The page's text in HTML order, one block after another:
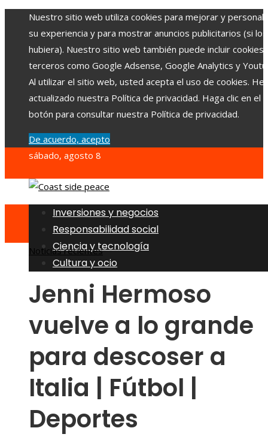
Nuestro sitio web utiliza cookies para mejorar y
su experiencia y para mostrar anuncios publicitarios (si los
hubiera). Nuestro sitio web también puede incluir cookies
terceros como Google Adsense, Google Analytics y
Al utilizar el sitio web, usted acepta el uso de cookies.
actualizado nuestra Política de privacidad. Haga clic en el
botón para consultar nuestra Política de privacidad.
De acuerdo, acepto
sábado, agosto 8
Inversiones y negocios
Responsabilidad social
Ciencia y tecnología
Cultura y ocio
Noticias recientes
Jenni Hermoso
vuelve a lo grande
para descoser a
Italia | Fútbol |
Deportes